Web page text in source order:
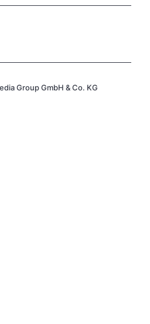
Group GmbH & Co. KG